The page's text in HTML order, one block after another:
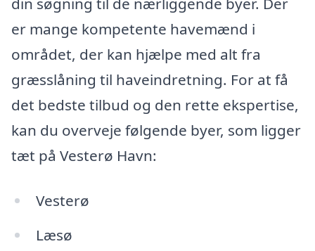
er mange kompetente havemænd i
området, der kan hjælpe med alt fra
græsslåning til haveindretning. For at få
det bedste tilbud og den rette ekspertise,
kan du overveje følgende byer, som ligger
tæt på Vesterø Havn:
Vesterø
Læsø